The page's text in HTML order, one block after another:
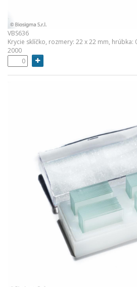
VBS636
Krycie sklíčko, rozmery: 22 x 22 mm, hrúbka:
2000